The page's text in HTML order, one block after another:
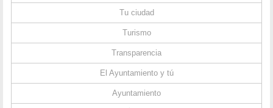
Tu ciudad
Turismo
Transparencia
El Ayuntamiento y tú
Ayuntamiento